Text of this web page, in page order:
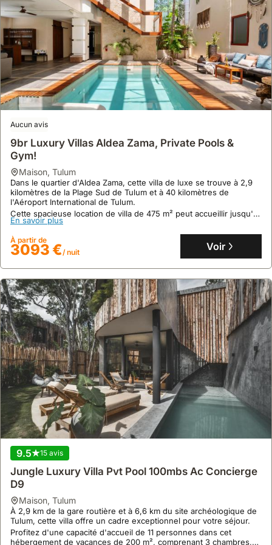
Aucun avis
Casa Areca, Awarded Architectural Villa Located
In A Secured Gated Community, With Concierge
Service
maison,
Tulum.
Prestations : un frigo, une terrasse et une machine à laver. Vous
pourrez également profiter de la piscine avec cette maison à
Tulum !
En savoir plus
À partir de
960 €/ nuit
Aucun avis
9br Luxury Villas Aldea Zama, Private Pools &
Gym!
maison, Tulum
Dans le quartier d'Aldea Zama, cette villa de luxe se trouve à 2,9
kilomètres de la Plage Sud de Tulum et à 40 kilomètres de
l'Aéroport International de Tulum.
Cette spacieuse location de villa de 475 m² peut accueillir jusqu'à
57 personnes avec 9 chambres, 11 salles de bain, une piscine
privée, un jacuzzi et un centre de fitness, offrant un séjour
exclusif avec des visites guidées et un bar sur place.
En savoir plus
À partir de
3093 €/ nuit Voir
9.5 15 avis
Jungle Luxury Villa Pvt Pool 100mbs Ac Concierge
D9
maison, Tulum
À 2,9 km de la gare routière et à 6,6 km du site archéologique de
Tulum, cette villa offre un cadre exceptionnel pour votre séjour.
Profitez d'une capacité d'accueil de 11 personnes dans cet
hébergement de vacances de 200 m², comprenant 3 chambres,